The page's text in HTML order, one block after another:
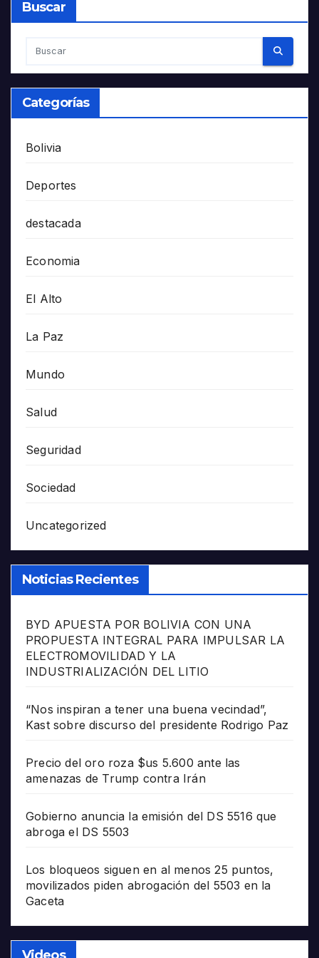
Buscar
Categorías
Bolivia
Deportes
destacada
Economia
El Alto
La Paz
Mundo
Salud
Seguridad
Sociedad
Uncategorized
Noticias Recientes
BYD APUESTA POR BOLIVIA CON UNA
PROPUESTA INTEGRAL PARA IMPULSAR LA
ELECTROMOVILIDAD Y LA
INDUSTRIALIZACIÓN DEL LITIO
“Nos inspiran a tener una buena vecindad”,
Kast sobre discurso del presidente Rodrigo Paz
Precio del oro roza $us 5.600 ante las
amenazas de Trump contra Irán
Gobierno anuncia la emisión del DS 5516 que
abroga el DS 5503
Los bloqueos siguen en al menos 25 puntos,
movilizados piden abrogación del 5503 en la
Gaceta
Videos